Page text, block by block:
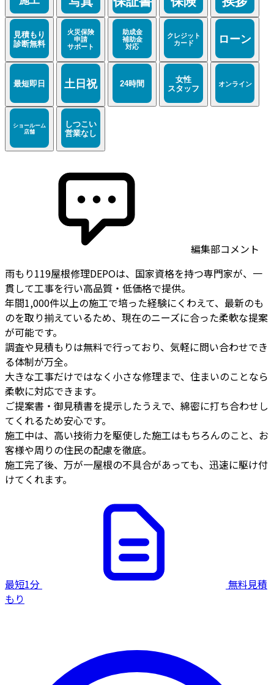
編集部コメント
雨もり119屋根修理DEPOは、国家資格を持つ専門家が、一
貫して工事を行い高品質・低価格で提供。
年間1,000件以上の施工で培った経験にくわえて、最新のも
のを取り揃えているため、現在のニーズに合った柔軟な提案
が可能です。
調査や見積もりは無料で行っており、気軽に問い合わせでき
る体制が万全。
大きな工事だけではなく小さな修理まで、住まいのことなら
柔軟に対応できます。
ご提案書・御見積書を提示したうえで、綿密に打ち合わせし
てくれるため安心です。
施工中は、高い技術力を駆使した施工はもちろんのこと、お
客様や周りの住民の配慮を徹底。
施工完了後、万が一屋根の不具合があっても、迅速に駆け付
けてくれます。
最短1分
無料見積
もり